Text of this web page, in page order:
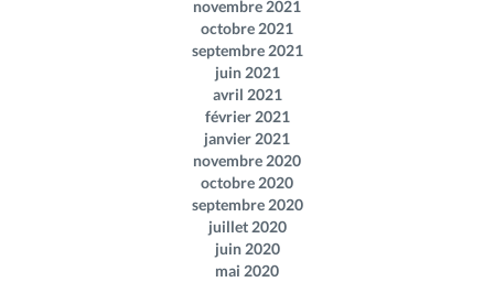
novembre 2021
octobre 2021
septembre 2021
juin 2021
avril 2021
février 2021
janvier 2021
novembre 2020
octobre 2020
septembre 2020
juillet 2020
juin 2020
mai 2020